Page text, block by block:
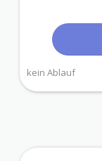
kein Ablauf